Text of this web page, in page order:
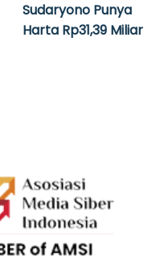
Sudaryono Punya
Harta Rp31,39 Miliar